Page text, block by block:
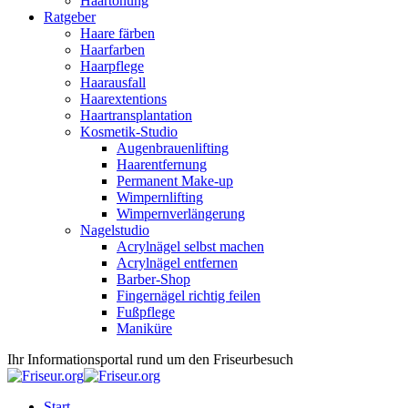
Ratgeber
Haare färben
Haarfarben
Haarpflege
Haarausfall
Haarextentions
Haartransplantation
Kosmetik-Studio
Augenbrauenlifting
Haarentfernung
Permanent Make-up
Wimpernlifting
Wimpernverlängerung
Nagelstudio
Acrylnägel selbst machen
Acrylnägel entfernen
Barber-Shop
Fingernägel richtig feilen
Fußpflege
Maniküre
Ihr Informationsportal rund um den Friseurbesuch